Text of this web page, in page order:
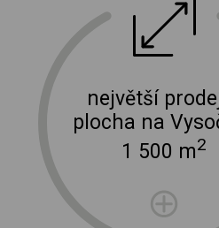
největší
plocha na
1 500 m2
doprava a